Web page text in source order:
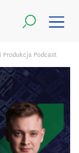
Produkcja Podcast